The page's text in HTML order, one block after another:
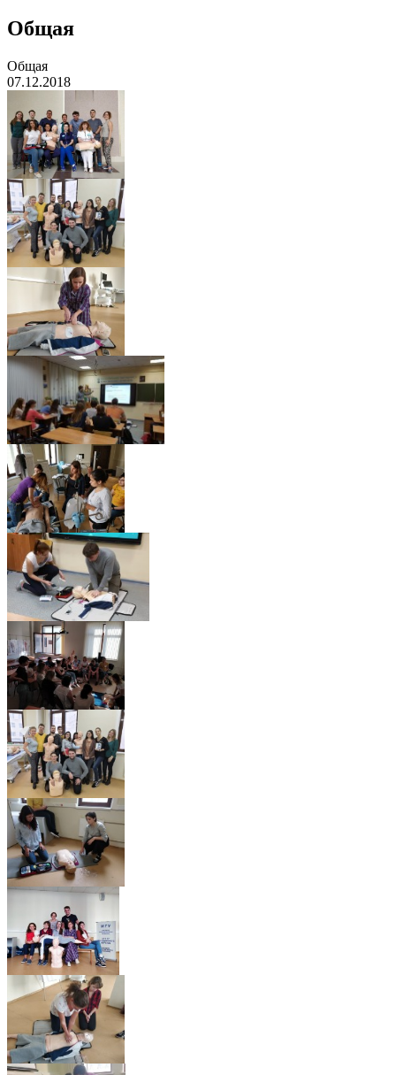
Общая
Общая
07.12.2018